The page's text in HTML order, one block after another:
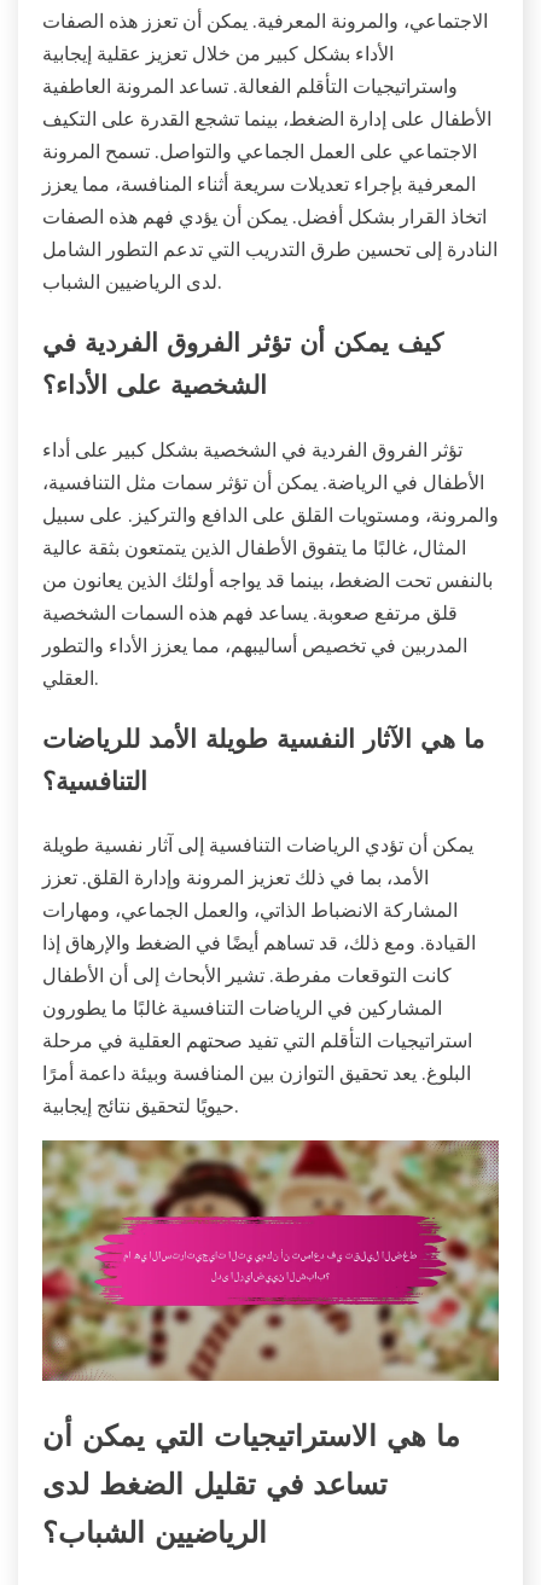
الاجتماعي، والمرونة المعرفية. يمكن أن تعزز هذه الصفات
الأداء بشكل كبير من خلال تعزيز عقلية إيجابية
واستراتيجيات التأقلم الفعالة. تساعد المرونة العاطفية
الأطفال على إدارة الضغط، بينما تشجع القدرة على التكيف
الاجتماعي على العمل الجماعي والتواصل. تسمح المرونة
المعرفية بإجراء تعديلات سريعة أثناء المنافسة، مما يعزز
اتخاذ القرار بشكل أفضل. يمكن أن يؤدي فهم هذه الصفات
النادرة إلى تحسين طرق التدريب التي تدعم التطور الشامل
لدى الرياضيين الشباب.
كيف يمكن أن تؤثر الفروق الفردية في
الشخصية على الأداء؟
تؤثر الفروق الفردية في الشخصية بشكل كبير على أداء
الأطفال في الرياضة. يمكن أن تؤثر سمات مثل التنافسية،
والمرونة، ومستويات القلق على الدافع والتركيز. على سبيل
المثال، غالبًا ما يتفوق الأطفال الذين يتمتعون بثقة عالية
بالنفس تحت الضغط، بينما قد يواجه أولئك الذين يعانون من
قلق مرتفع صعوبة. يساعد فهم هذه السمات الشخصية
المدربين في تخصيص أساليبهم، مما يعزز الأداء والتطور
العقلي.
ما هي الآثار النفسية طويلة الأمد للرياضات
التنافسية؟
يمكن أن تؤدي الرياضات التنافسية إلى آثار نفسية طويلة
الأمد، بما في ذلك تعزيز المرونة وإدارة القلق. تعزز
المشاركة الانضباط الذاتي، والعمل الجماعي، ومهارات
القيادة. ومع ذلك، قد تساهم أيضًا في الضغط والإرهاق إذا
كانت التوقعات مفرطة. تشير الأبحاث إلى أن الأطفال
المشاركين في الرياضات التنافسية غالبًا ما يطورون
استراتيجيات التأقلم التي تفيد صحتهم العقلية في مرحلة
البلوغ. يعد تحقيق التوازن بين المنافسة وبيئة داعمة أمرًا
حيويًا لتحقيق نتائج إيجابية.
ما هي الاستراتيجيات التي يمكن أن
تساعد في تقليل الضغط لدى
الرياضيين الشباب؟